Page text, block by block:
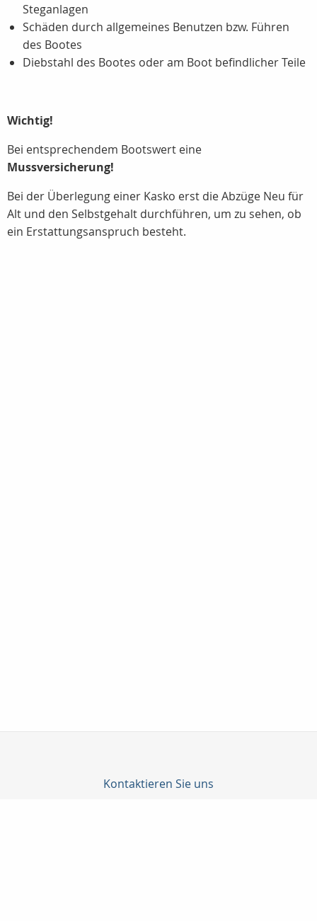
Steganlagen
Schäden durch allgemeines Benutzen bzw. Führen
des Bootes
Diebstahl des Bootes oder am Boot befindlicher Teile
Wichtig!
Bei entsprechendem Bootswert eine
Mussversicherung!
Bei der Überlegung einer Kasko erst die Abzüge Neu für
Alt und den Selbstgehalt durchführen, um zu sehen, ob
ein Erstattungsanspruch besteht.
Kontaktieren Sie uns